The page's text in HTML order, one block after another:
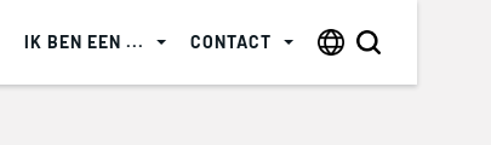
IK BEN EEN ... CONTACT